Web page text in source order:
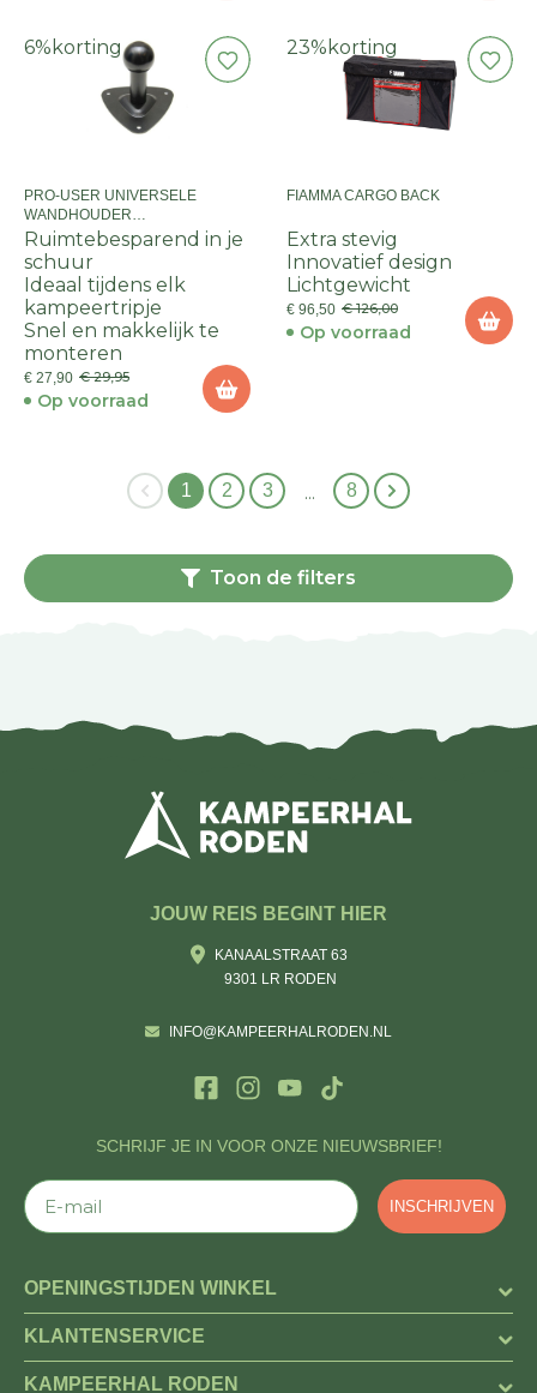
6% korting
PRO-USER UNIVERSELE
WANDHOUDER
FIETSENDRAGERS
Ruimtebesparend in je
schuur
Ideaal tijdens elk
kampeertripje
Snel en makkelijk te
monteren
€ 27,90 € 29,95
Op voorraad
23% korting
FIAMMA CARGO BACK
Extra stevig
Innovatief design
Lichtgewicht
€ 96,50 € 126,00
Op voorraad
1 2 3 … 8
Toon de filters
SCHRIJF JE IN VOOR ONZE NIEUWSBRIEF!
E-mail
INSCHRIJVEN
JOUW REIS BEGINT HIER
KANAALSTRAAT 63
9301 LR RODEN
INFO@KAMPEERHALRODEN.NL
OPENINGSTIJDEN WINKEL
KLANTENSERVICE
KAMPEERHAL RODEN